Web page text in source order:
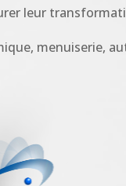
leur
menuiserie,